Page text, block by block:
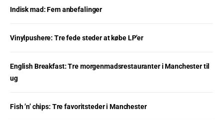
Indisk mad: Fem anbefalinger
Vinylpushere: Tre fede steder at købe LP’er
English Breakfast: Tre morgenmadsrestauranter i Manchester til
ug
Fish ’n’ chips: Tre favoritsteder i Manchester